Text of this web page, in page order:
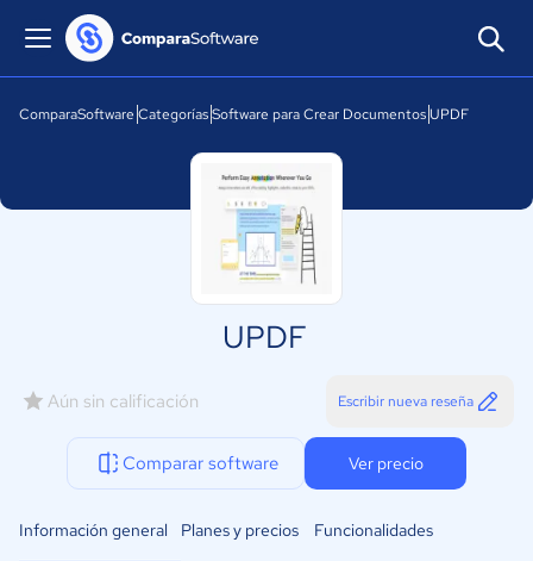
ComparaSoftware CategoríasSoftware para Crear Documentos UPDF
UPDF
Aún sin calificación Escribir nueva reseña
Comparar software Ver precio
Información general Planes y precios Funcionalidades